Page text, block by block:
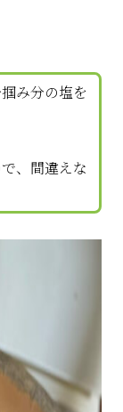
み分の塩を
、間違えな